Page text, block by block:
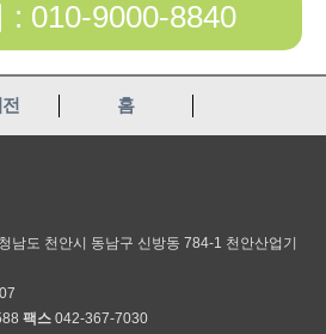
: 010-9000-8840
홈
남도 천안시 동남구 신방동 784-1 천안산업기
팩스 042-367-7030